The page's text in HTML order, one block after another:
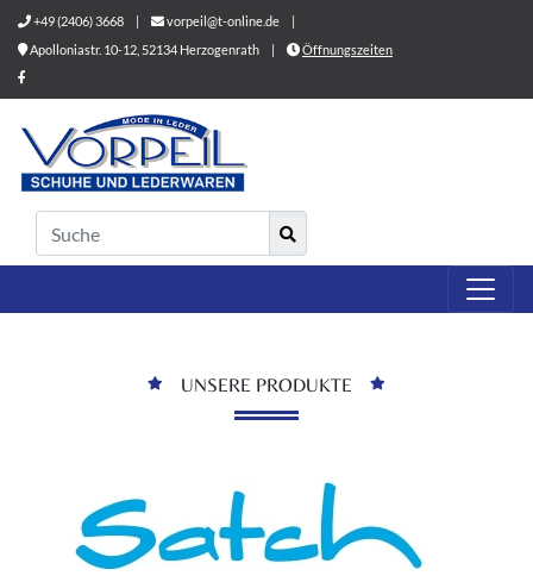
+49 (2406) 3668 | vorpeil@t-online.de
|
Apolloniastr. 10-12, 52134 Herzogenrath
| Öffnungszeiten
UNSERE PRODUKTE